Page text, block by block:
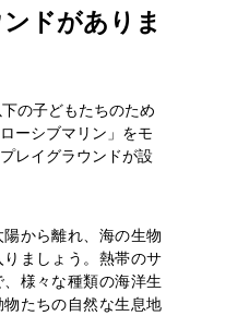
ドがありま
の子どもたちのため
ーシブマリン」をモ
レイグラウンドが設
から離れ、海の生物
ましょう。熱帯のサ
様々な種類の海洋生
たちの自然な生息地